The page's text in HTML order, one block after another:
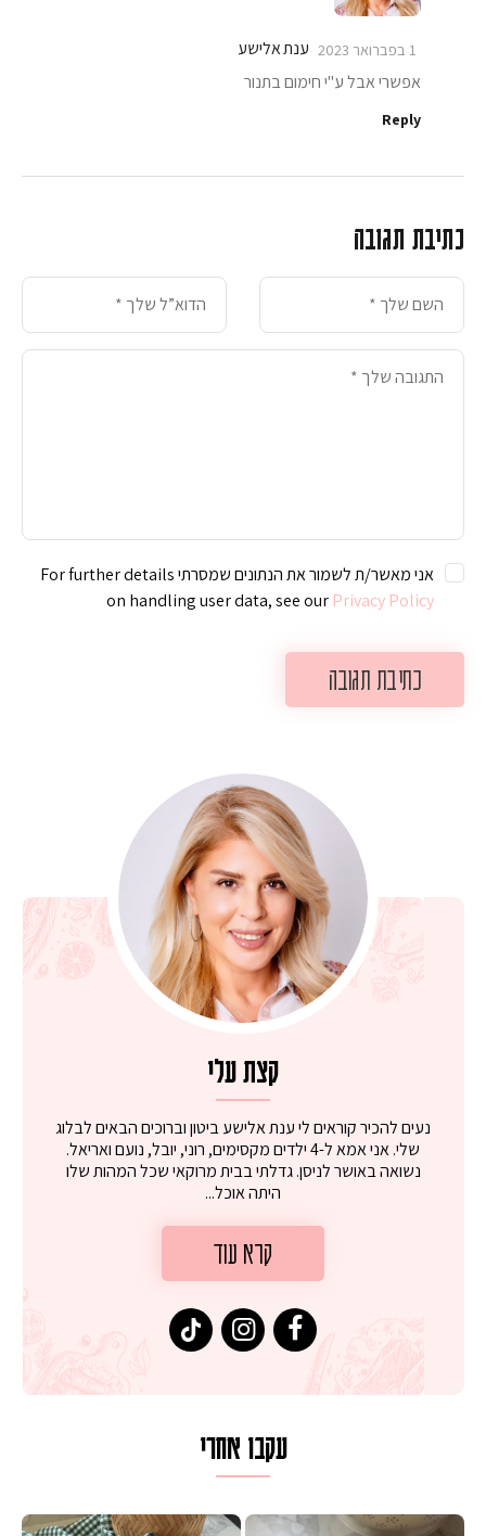
ענת אלישע 1 בפברואר 2023
אפשרי אבל ע"י חימום בתנור
Reply
כתיבת תגובה
אני מאשר/ת לשמור את הנתונים שמסרתי For further details
on handling user data, see our Privacy Policy
קצת עלי
נעים להכיר קוראים לי ענת אלישע ביטון וברוכים הבאים לבלוג
שלי. אני אמא ל-4 ילדים מקסימים, רוני, יובל, נועם ואריאל.
נשואה באושר לניסן. גדלתי בבית מרוקאי שכל המהות שלו
היתה אוכל...
קרא עוד
עקבו אחרי
ממכרים שמכינים בכמה דקות עב